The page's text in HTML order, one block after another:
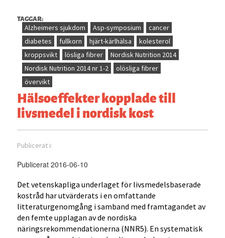
TAGGAR:
Alzheimers sjukdom Asp-symposium
cancer
diabetes
fullkorn hjärt-kärlhälsa
kolesterol
kroppsvikt
lösliga fibrer
Nordisk Nutrition 2014
Nordisk Nutrition 2014 nr 1-2
olösliga fibrer
övervikt
Hälsoeffekter kopplade till
livsmedel i nordisk kost
Publicerat i:
Publicerat 2016-06-10
Det vetenskapliga underlaget för livsmedelsbaserade
kostråd har utvärderats i en omfattande
litteraturgenomgång i samband med framtagandet av
den femte upplagan av de nordiska
näringsrekommendationerna (NNR5). En systematisk